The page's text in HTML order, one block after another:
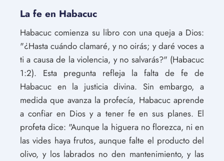
La fe en Habacuc
Habacuc comienza su libro con una queja a Dios:
"¿Hasta cuándo clamaré, y no oirás; y daré voces a
ti a causa de la violencia, y no salvarás?" (Habacuc
1:2). Esta pregunta refleja la falta de fe de
Habacuc en la justicia divina. Sin embargo, a
medida que avanza la profecía, Habacuc aprende
a confiar en Dios y a tener fe en sus planes. El
profeta dice: "Aunque la higuera no florezca, ni en
las vides haya frutos, aunque falte el producto del
olivo, y los labrados no den mantenimiento, y las